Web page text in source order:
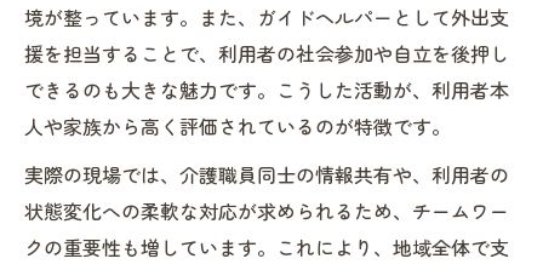
境が整っています。また、ガイドヘルパーとして外出支
援を担当することで、利用者の社会参加や自立を後押し
できるのも大きな魅力です。こうした活動が、利用者本
人や家族から高く評価されているのが特徴です。
実際の現場では、介護職員同士の情報共有や、利用者の
状態変化への柔軟な対応が求められるため、チームワー
クの重要性も増しています。これにより、地域全体で支